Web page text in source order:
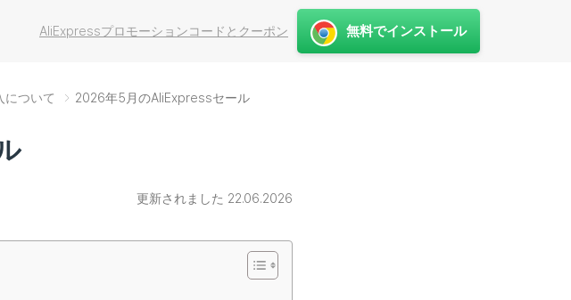
AliExpressプロモーションコードとクーポン 無料でインストール
ついて 2026年5月のAliExpressセール
更新されました 22.06.2026